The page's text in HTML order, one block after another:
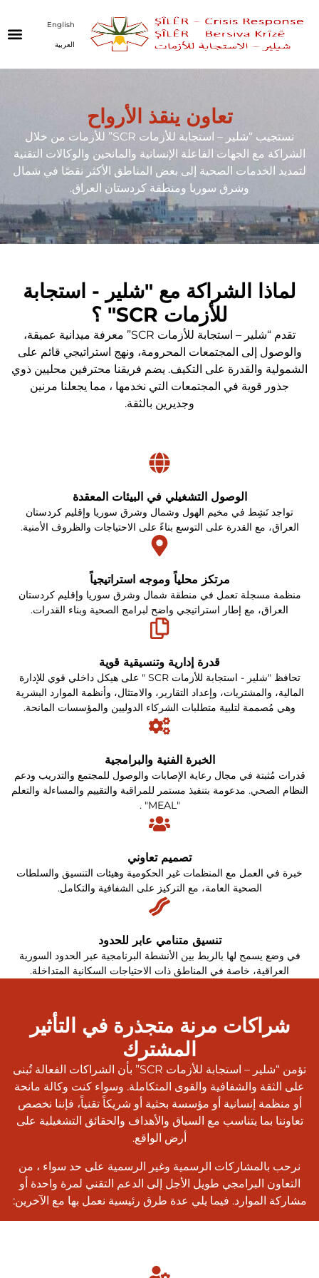
English
العربية
تعاون ينقذ الأرواح
تستجيب “شلير – استجابة للأزمات SCR”
للأزمات من خلال
الشراكة مع الجهات الفاعلة الإنسانية والمانحين والوكالات التقنية
لتمديد الخدمات الصحية إلى بعض المناطق الأكثر نقصًا في شمال
وشرق سوريا ومنطقة كردستان العراق.
لماذا الشراكة مع "شلير - استجابة
للأزمات SCR" ؟
تقدم “شلير – استجابة للأزمات SCR”
معرفة ميدانية عميقة،
والوصول إلى المجتمعات المحرومة، ونهج استراتيجي قائم على
الشمولية والقدرة على التكيف. يضم فريقنا محترفين محليين ذوي
جذور قوية في المجتمعات التي نخدمها ، مما يجعلنا مرنين
وجديرين بالثقة.
الوصول التشغيلي في البيئات المعقدة
تواجد نَشِط في مخيم الهول وشمال وشرق سوريا وإقليم كردستان
العراق، مع القدرة على التوسع بناءً على الاحتياجات والظروف الأمنية.
مرتكز محلياً وموجه استراتيجياً
منظمة مسجلة تعمل في منطقة شمال وشرق سوريا وإقليم كردستان
العراق، مع إطار استراتيجي واضح لبرامج الصحية وبناء القدرات.
قدرة إدارية وتنسيقية قوية
تحافظ "شلير - استجابة للأزمات SCR " على هيكل داخلي قوي للإدارة
المالية، والمشتريات، وإعداد التقارير، والامتثال، وأنظمة الموارد البشرية
وهي مُصممة لتلبية متطلبات الشركاء الدوليين والمؤسسات المانحة.
الخبرة الفنية والبرامجية
قدرات مُثبتة في مجال رعاية الإصابات والوصول للمجتمع والتدريب ودعم
النظام الصحي. مدعومة بتنفيذ مستمر للمراقبة والتقييم والمساءلة والتعلم
"MEAL" .
تصميم تعاوني
خبرة في العمل مع المنظمات غير الحكومية وهيئات التنسيق والسلطات
الصحية العامة، مع التركيز على الشفافية والتكامل.
تنسيق متنامي عابر للحدود
في وضع يسمح لها بالربط بين الأنشطة البرنامجية عبر الحدود السورية
العراقية، خاصة في المناطق ذات الاحتياجات السكانية المتداخلة.
شراكات مرنة متجذرة في التأثير
المشترك
تؤمن “شلير – استجابة للأزمات SCR”
بأن الشراكات الفعالة تُبنى
على الثقة والشفافية والقوى المتكاملة. وسواء كنت وكالة مانحة
أو منظمة إنسانية أو مؤسسة بحثية أو شريكاً تقنياً، فإننا نخصص
تعاوننا بما يتناسب مع السياق والأهداف والحقائق التشغيلية على
أرض الواقع.
نرحب بالمشاركات الرسمية وغير الرسمية على حد سواء ، من
التعاون البرامجي طويل الأجل إلى الدعم التقني لمرة واحدة أو
مشاركة الموارد. فيما يلي عدة طرق رئيسية نعمل بها مع الآخرين: